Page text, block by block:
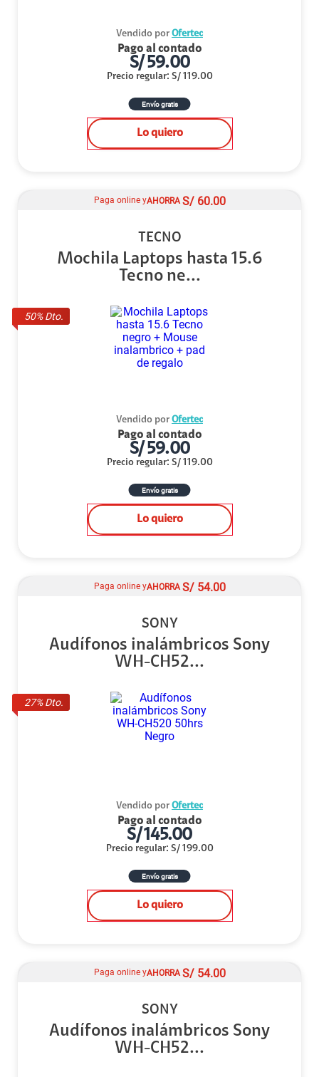
Vendido por Ofertec
Pago al contado
S/59.00
Precio regular: S/ 119.00
Envío gratis
Lo quiero
50% Dto.
Paga online yAHORRA S/ 60.00
TECNO
Mochila Laptops hasta 15.6
Tecno ne...
Vendido por Ofertec
Pago al contado
S/59.00
Precio regular: S/ 119.00
Envío gratis
Lo quiero
27% Dto.
Paga online yAHORRA S/ 54.00
SONY
Audífonos inalámbricos Sony
WH-CH52...
Vendido por Ofertec
Pago al contado
S/145.00
Precio regular: S/ 199.00
Envío gratis
Lo quiero
Paga online yAHORRA S/ 54.00
SONY
Audífonos inalámbricos Sony
WH-CH52...